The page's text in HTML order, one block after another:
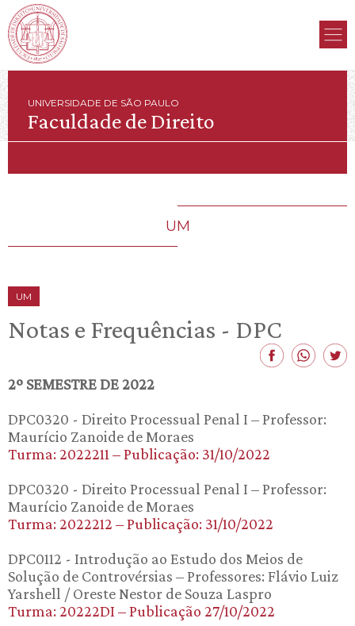
UNIVERSIDADE DE SÃO PAULO
Faculdade de Direito
UM
UM
Notas e Frequências - DPC
2º SEMESTRE DE 2022
DPC0320 - Direito Processual Penal I – Professor:
Maurício Zanoide de Moraes
Turma: 2022211 – Publicação: 31/10/2022
DPC0320 - Direito Processual Penal I – Professor:
Maurício Zanoide de Moraes
Turma: 2022212 – Publicação: 31/10/2022
DPC0112 - Introdução ao Estudo dos Meios de
Solução de Controvérsias – Professores: Flávio Luiz
Yarshell / Oreste Nestor de Souza Laspro
Turma: 20222DI – Publicação 27/10/2022